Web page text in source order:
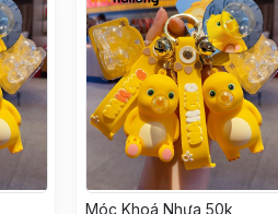
Móc Khoá Nhựa 50k